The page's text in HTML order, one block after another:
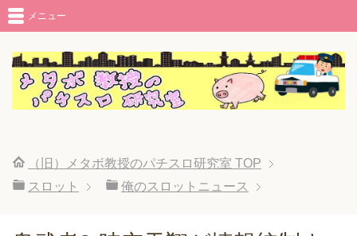
メニュー
（旧）メタボ教授のパチスロ研究室 TOP
スロット
俺のスロットニュース